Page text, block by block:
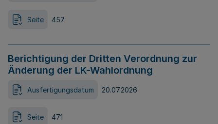
Seite 457
Berichtigung der Dritten Verordnung zur
Änderung der LK-Wahlordnung
Ausfertigungsdatum 20.07.2026
Seite 471